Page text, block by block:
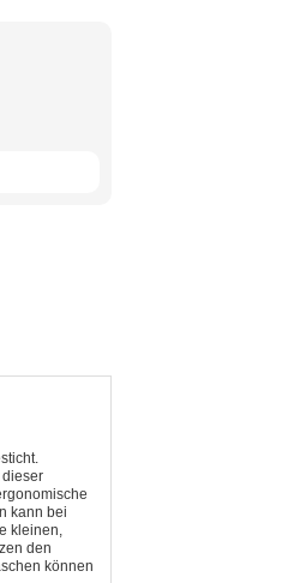
dieser
kann bei
kleinen,
den
können